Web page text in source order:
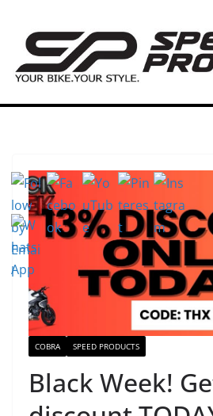
Inhalt
springen
COBRA SPEED PRODUCTS
Black Week!